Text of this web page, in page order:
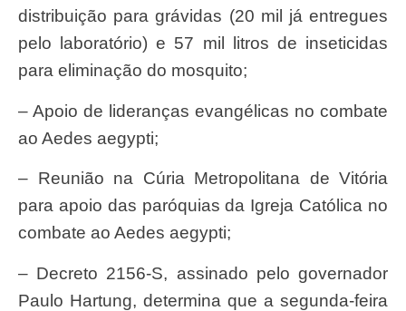
distribuição para grávidas (20 mil já entregues
pelo laboratório) e 57 mil litros de inseticidas
para eliminação do mosquito;
– Apoio de lideranças evangélicas no combate
ao Aedes aegypti;
– Reunião na Cúria Metropolitana de Vitória
para apoio das paróquias da Igreja Católica no
combate ao Aedes aegypti;
– Decreto 2156-S, assinado pelo governador
Paulo Hartung, determina que a segunda-feira